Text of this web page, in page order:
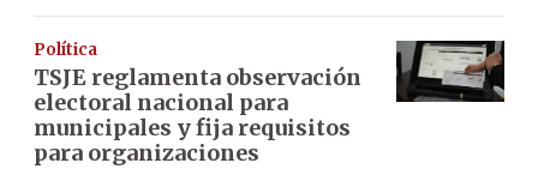
Política
TSJE reglamenta observación
electoral nacional para
municipales y fija requisitos
para organizaciones